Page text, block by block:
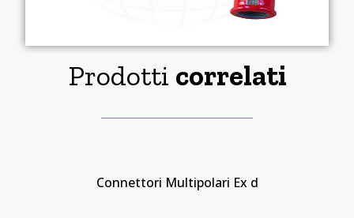
Prodotti correlati
Connettori Multipolari Ex d